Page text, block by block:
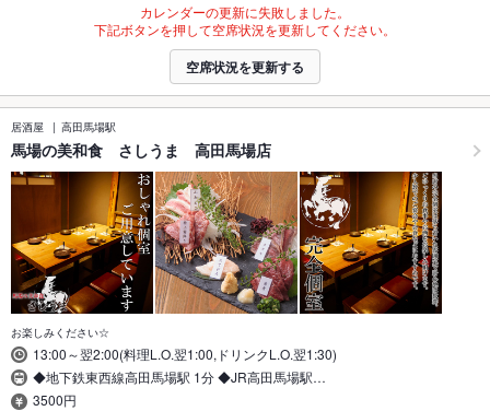
カレンダーの更新に失敗しました。
下記ボタンを押して空席状況を更新してください。
空席状況を更新する
居酒屋 高田馬場駅
馬場の美和食 さしうま 高田馬場店
お楽しみください☆
13:00～翌2:00(料理L.O.翌1:00,ドリンクL.O.翌1:30)
◆地下鉄東西線高田馬場駅 1分 ◆JR高田馬場駅…
3500円